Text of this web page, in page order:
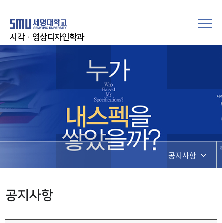
시각·영상디자인학과
공지사항
공지사항